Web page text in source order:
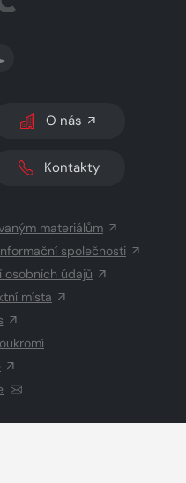
SVĚTLÝ/TMAVÝ REŽIM
O nás
Kontakty
materiálům
společnosti
osobních údajů
místa